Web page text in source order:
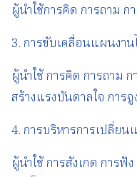
ผู้นำใช้การคิด การถาม ก
3. การขับเคลื่อนแผนงา
ผู้นำใช้ การคิด การถาม
สร้างแรงบันดาลใจ การ
4. การบริหารการเปลี่ยน
ผู้นำใช้ การสังเกต การฟั